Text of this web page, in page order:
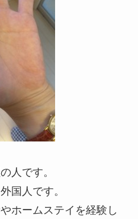
人です。
国人です。
ホームステイを経験し